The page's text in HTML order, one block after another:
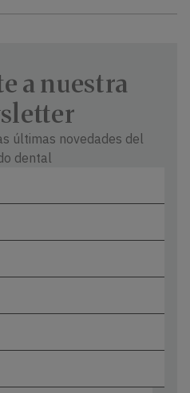
a nuestra
últimas novedades del
dental